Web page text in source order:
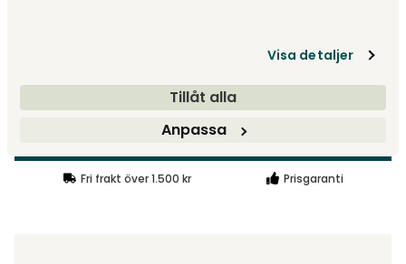
Visa detaljer
Tillåt alla
Anpassa
Lägg i varukorg
Fri frakt över 1.500 kr Prisgaranti